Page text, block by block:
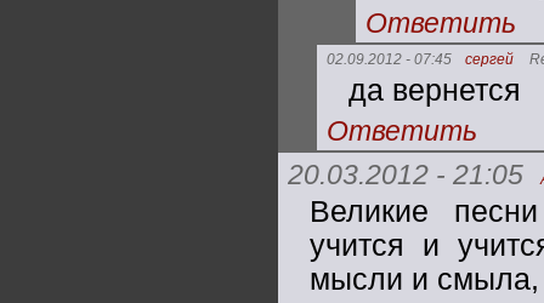
Ответить
02.09.2012 - 07:45 сергей
да вернется
Ответить
20.03.2012 - 21:05
Великие
учится и
мысли и смыла,